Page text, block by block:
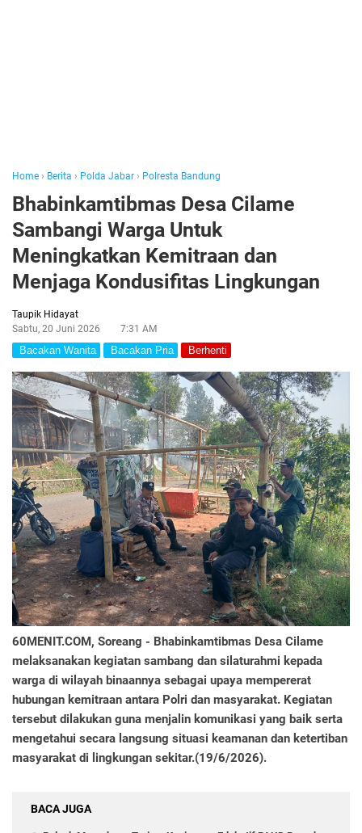
Home › Berita › Polda Jabar › Polresta Bandung
Bhabinkamtibmas Desa Cilame
Sambangi Warga Untuk
Meningkatkan Kemitraan dan
Menjaga Kondusifitas Lingkungan
Taupik Hidayat
Sabtu, 20 Juni 2026
7:31 AM
Bacakan Wanita Bacakan Pria Berhenti
60MENIT.COM, Soreang - Bhabinkamtibmas Desa Cilame
melaksanakan kegiatan sambang dan silaturahmi kepada
warga di wilayah binaannya sebagai upaya mempererat
hubungan kemitraan antara Polri dan masyarakat. Kegiatan
tersebut dilakukan guna menjalin komunikasi yang baik serta
mengetahui secara langsung situasi keamanan dan ketertiban
masyarakat di lingkungan sekitar.(19/6/2026).
BACA JUGA